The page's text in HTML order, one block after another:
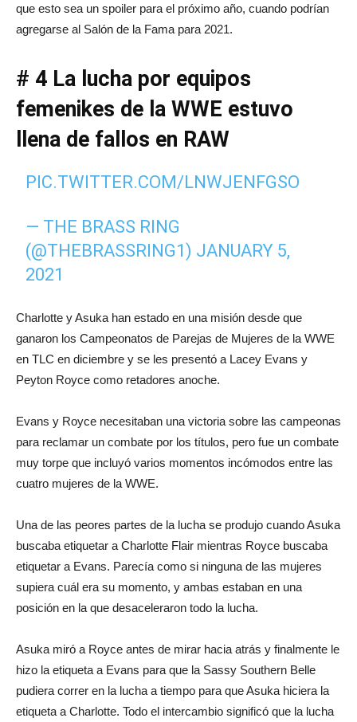
que esto sea un spoiler para el próximo año, cuando podrían
agregarse al Salón de la Fama para 2021.
# 4 La lucha por equipos
femenikes de la WWE estuvo
llena de fallos en RAW
PIC.TWITTER.COM/LNWJENFGSO
— THE BRASS RING
(@THEBRASSRING1) JANUARY 5,
2021
Charlotte y Asuka han estado en una misión desde que
ganaron los Campeonatos de Parejas de Mujeres de la WWE
en TLC en diciembre y se les presentó a Lacey Evans y
Peyton Royce como retadores anoche.
Evans y Royce necesitaban una victoria sobre las campeonas
para reclamar un combate por los títulos, pero fue un combate
muy torpe que incluyó varios momentos incómodos entre las
cuatro mujeres de la WWE.
Una de las peores partes de la lucha se produjo cuando Asuka
buscaba etiquetar a Charlotte Flair mientras Royce buscaba
etiquetar a Evans. Parecía como si ninguna de las mujeres
supiera cuál era su momento, y ambas estaban en una
posición en la que desaceleraron todo la lucha.
Asuka miró a Royce antes de mirar hacia atrás y finalmente le
hizo la etiqueta a Evans para que la Sassy Southern Belle
pudiera correr en la lucha a tiempo para que Asuka hiciera la
etiqueta a Charlotte. Todo el intercambio significó que la lucha